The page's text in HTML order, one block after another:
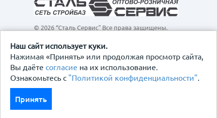
Наш сайт использует куки.
Нажимая «Принять» или продолжая просмотр сайта,
Вы даёте согласие на их использование.
Ознакомьтесь с "Политикой конфиденциальности".
Принять
© 2026 “Сталь Сервис" Все права защищены.
интернет-сайт, а также вся информация о товарах и
исключительно информационный характер и ни при
каких условиях не является публичной офертой,
определяемой положениями Статьи 437
Договор-оферта